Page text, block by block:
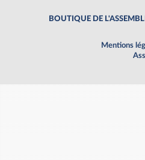
BOUTIQUE DE
Mentions